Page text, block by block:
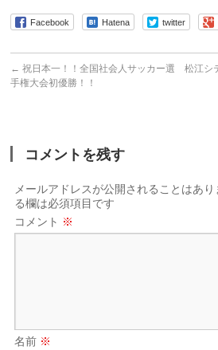
Facebook Hatena twitter
← 祝日本一！！全国社会人サッカー選
手権大会初優勝！！
松江シ
コメントを残す
メールアドレスが公開されることはあり
る欄は必須項目です
コメント ※
名前 ※